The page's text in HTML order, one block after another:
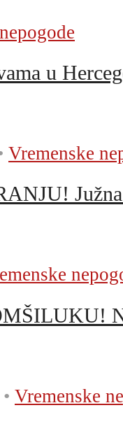
u
Vremenske
• Vremenske